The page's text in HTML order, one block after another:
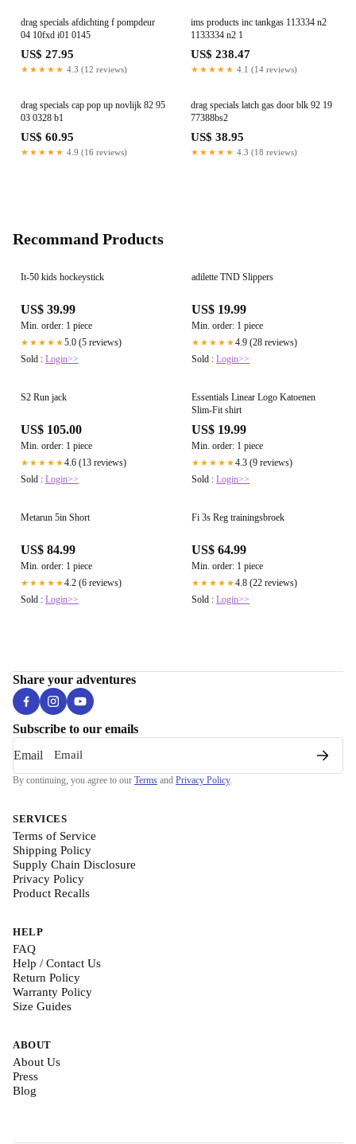
drag specials afdichting f pompdeur
04 10fxd i01 0145
US$ 27.95
★★★★★ 4.3 (12 reviews)
ims products inc tankgas 113334 n2
1133334 n2 1
US$ 238.47
★★★★★ 4.1 (14 reviews)
drag specials cap pop up novlijk 82 95
03 0328 b1
US$ 60.95
★★★★★ 4.9 (16 reviews)
drag specials latch gas door blk 92 19
77388bs2
US$ 38.95
★★★★★ 4.3 (18 reviews)
Recommand Products
It-50 kids hockeystick
US$ 39.99
Min. order: 1 piece
★★★★★5.0 (5 reviews)
Sold : Login>>
adilette TND Slippers
US$ 19.99
Min. order: 1 piece
★★★★★4.9 (28 reviews)
Sold : Login>>
S2 Run jack
US$ 105.00
Min. order: 1 piece
★★★★★4.6 (13 reviews)
Sold : Login>>
Essentials Linear Logo Katoenen
Slim-Fit shirt
US$ 19.99
Min. order: 1 piece
★★★★★4.3 (9 reviews)
Sold : Login>>
Metarun 5in Short
US$ 84.99
Min. order: 1 piece
★★★★★4.2 (6 reviews)
Sold : Login>>
Fi 3s Reg trainingsbroek
US$ 64.99
Min. order: 1 piece
★★★★★4.8 (22 reviews)
Sold : Login>>
Share your adventures
Subscribe to our emails
Email
By continuing, you agree to our Terms and Privacy Policy.
SERVICES
Terms of Service
Shipping Policy
Supply Chain Disclosure
Privacy Policy
Product Recalls
HELP
FAQ
Help / Contact Us
Return Policy
Warranty Policy
Size Guides
ABOUT
About Us
Press
Blog